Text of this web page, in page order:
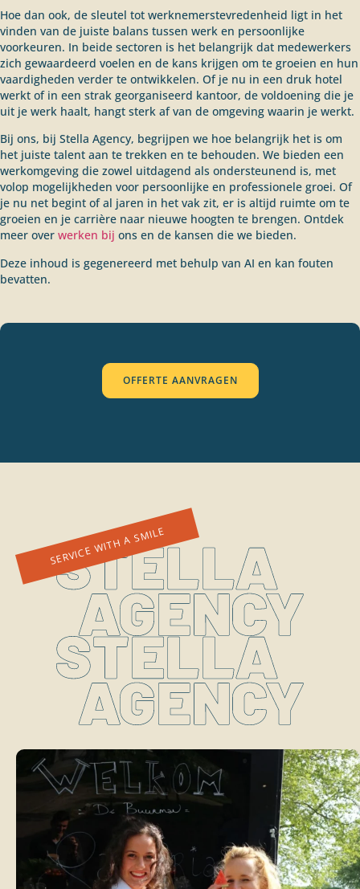
Hoe dan ook, de sleutel tot werknemerstevredenheid ligt in het
vinden van de juiste balans tussen werk en persoonlijke
voorkeuren. In beide sectoren is het belangrijk dat medewerkers
zich gewaardeerd voelen en de kans krijgen om te groeien en hun
vaardigheden verder te ontwikkelen. Of je nu in een druk hotel
werkt of in een strak georganiseerd kantoor, de voldoening die je
uit je werk haalt, hangt sterk af van de omgeving waarin je werkt.
Bij ons, bij Stella Agency, begrijpen we hoe belangrijk het is om
het juiste talent aan te trekken en te behouden. We bieden een
werkomgeving die zowel uitdagend als ondersteunend is, met
volop mogelijkheden voor persoonlijke en professionele groei. Of
je nu net begint of al jaren in het vak zit, er is altijd ruimte om te
groeien en je carrière naar nieuwe hoogten te brengen. Ontdek
meer over werken bij ons en de kansen die we bieden.
Deze inhoud is gegenereerd met behulp van AI en kan fouten
bevatten.
OFFERTE AANVRAGEN